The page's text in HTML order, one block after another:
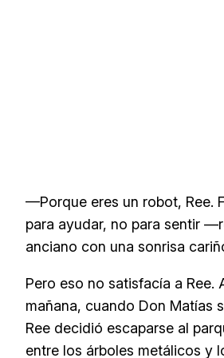
—Porque eres un robot, Ree.
para ayudar, no para sentir
anciano con una sonrisa
Pero eso no satisfacía a Ree.
mañana, cuando Don Matías
Ree decidió escaparse al
entre los árboles metálicos y